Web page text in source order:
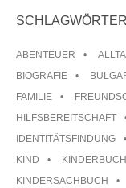
SCHLAGWÖRTER
ABENTEUER
BIOGRAFIE
FAMILIE
HILFSBEREITSCHAFT
IDENTITÄTSFINDUNG
KIND
KINDERBUCH
KINDERSACHBUCH